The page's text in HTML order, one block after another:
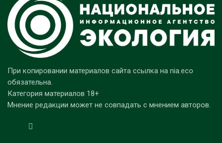
При копировании материалов сайта ссылка на nia.eco
обязательна.
Категория материалов 18+
Мнение редакции может не совпадать с мнением авторов.